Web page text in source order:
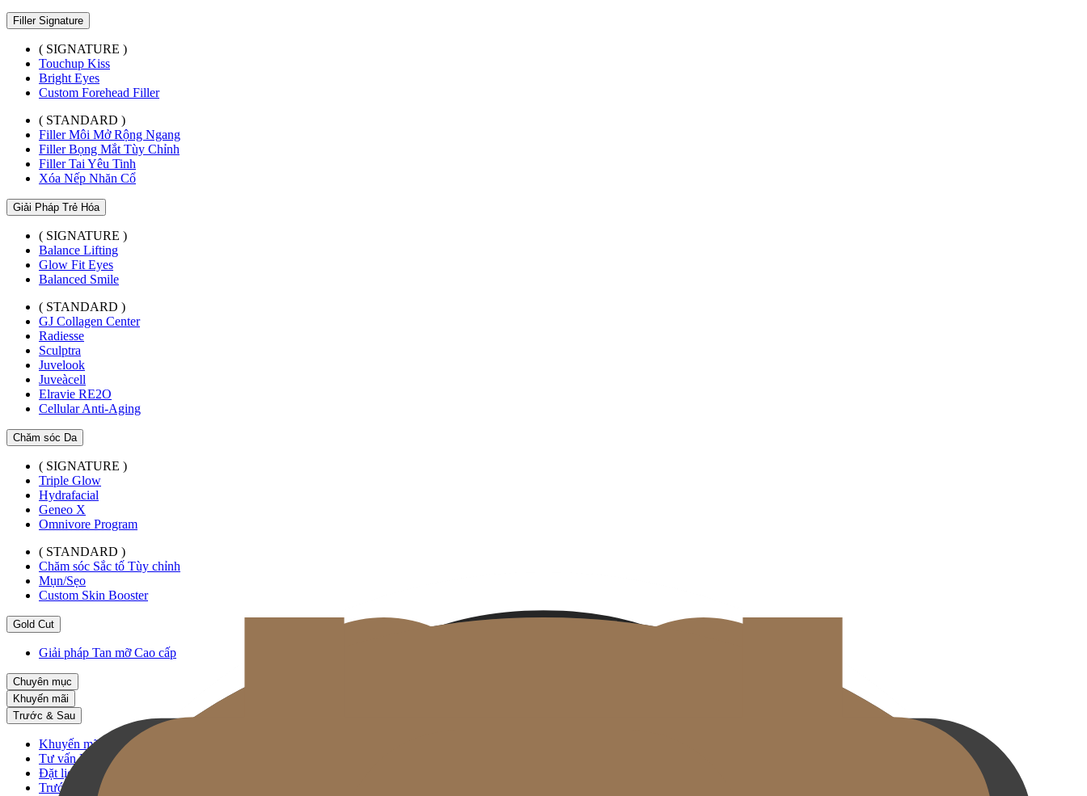
Filler Signature
( SIGNATURE )
Touchup Kiss
Bright Eyes
Custom Forehead Filler
( STANDARD )
Filler Môi Mở Rộng Ngang
Filler Bọng Mắt Tùy Chỉnh
Filler Tai Yêu Tinh
Xóa Nếp Nhăn Cổ
Giải Pháp Trẻ Hóa
( SIGNATURE )
Balance Lifting
Glow Fit Eyes
Balanced Smile
( STANDARD )
GJ Collagen Center
Radiesse
Sculptra
Juvelook
Juveàcell
Elravie RE2O
Cellular Anti-Aging
Chăm sóc Da
( SIGNATURE )
Triple Glow
Hydrafacial
Geneo X
Omnivore Program
( STANDARD )
Chăm sóc Sắc tố Tùy chỉnh
Mụn/Sẹo
Custom Skin Booster
Gold Cut
Giải pháp Tan mỡ Cao cấp
Chuyên mục
Khuyến mãi
Trước & Sau
Khuyến mãi
Tư vấn KakaoTalk
Đặt lịch Thủ thuật
Trước & Sau